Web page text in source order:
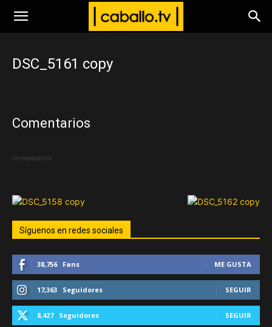
www.caballo.tv
DSC_5161 copy
Comentarios
comentarios
Síguenos en redes sociales
38,756 Fans ME GUSTA
17,363 Seguidores SEGUIR
8,427 Seguidores SEGUIR